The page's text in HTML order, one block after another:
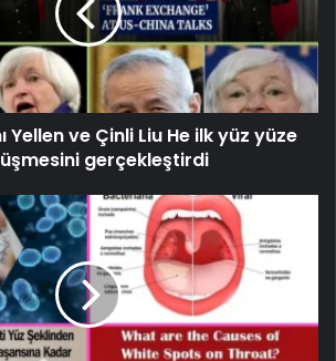
Yellen ve Çinli Liu He ilk yüz yüze
gerçekleştirdi